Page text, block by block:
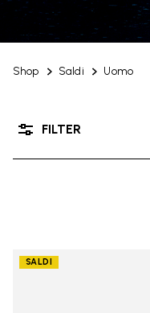
Shop Saldi Uomo
FILTER
SALDI